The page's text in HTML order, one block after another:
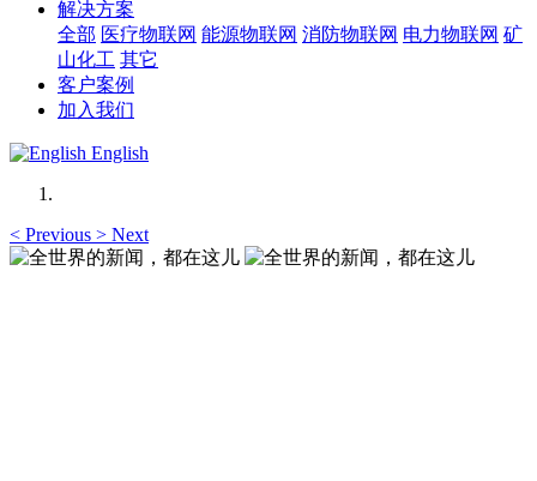
解决方案
全部 医疗物联网 能源物联网 消防物联网 电力物联网 矿
山化工 其它
客户案例
加入我们
English
< Previous > Next